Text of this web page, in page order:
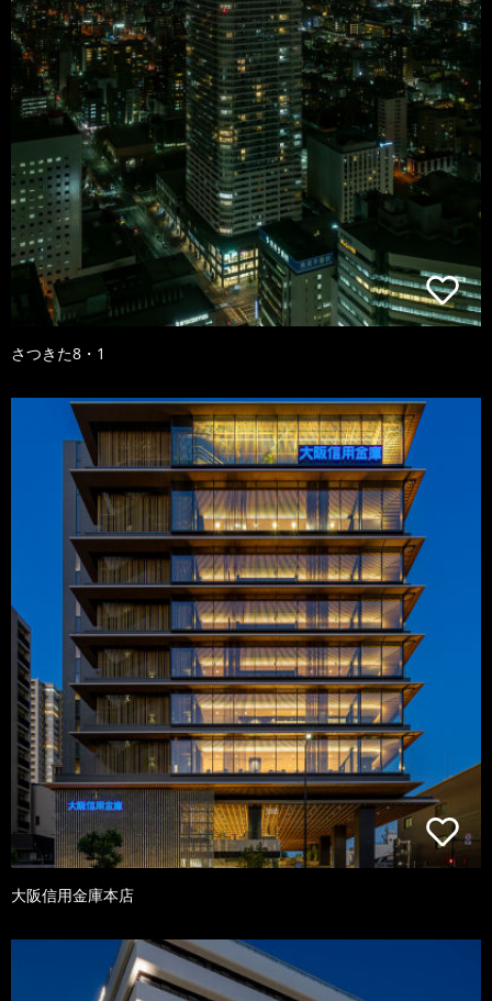
さつきた8・1
大阪信用金庫本店